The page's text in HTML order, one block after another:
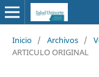
Inicio / Archivos /
ARTICULO ORIGINAL